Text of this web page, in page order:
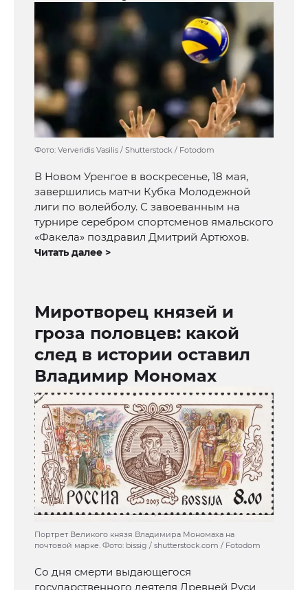
Фото: Ververidis Vasilis / Shutterstock / Fotodom
В Новом Уренгое в воскресенье, 18 мая,
завершились матчи Кубка Молодежной
лиги по волейболу. С завоеванным на
турнире серебром спортсменов ямальского
«Факела» поздравил Дмитрий Артюхов.
Читать далее >
Миротворец князей и
гроза половцев: какой
след в истории оставил
Владимир Мономах
Портрет Великого князя Владимира Мономаха на
почтовой марке. Фото: bissig / shutterstock.com / Fotodom
Со дня смерти выдающегося
государственного деятеля Древней Руси